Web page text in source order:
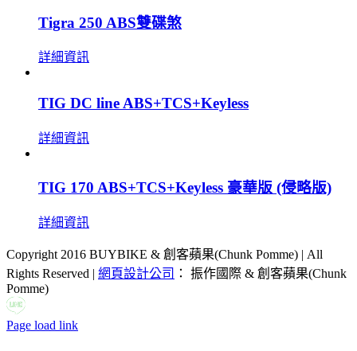
Tigra 250 ABS雙碟煞
詳細資訊
TIG DC line ABS+TCS+Keyless
詳細資訊
TIG 170 ABS+TCS+Keyless 豪華版 (侵略版)
詳細資訊
Copyright 2016 BUYBIKE & 創客蘋果(Chunk Pomme) | All
Rights Reserved | 網頁設計公司 ： 振作國際 & 創客蘋果(Chunk
Pomme)
LINEFacebook
Email:
Page load link